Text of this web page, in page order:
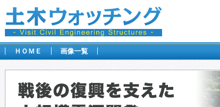
ＨＯＭＥ 画像一覧